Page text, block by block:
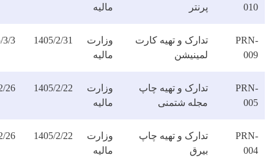
و تهیه کارت
وزارت
مالیه
1405/2/31
1405/3/3
دانلود
و تهیه چاپ
شتمنی
وزارت
مالیه
1405/2/22
1405/2/26
دانلود
و تهیه چاپ
وزارت
1405/2/22
1405/2/26
دانلود